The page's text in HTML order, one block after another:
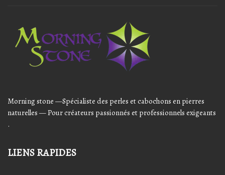
Morning stone —Spécialiste des perles et cabochons en pierres
naturelles — Pour créateurs passionnés et professionnels exigeants
.
LIENS RAPIDES